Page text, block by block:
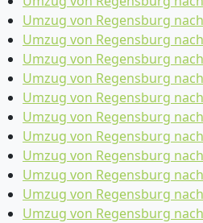
Umzug von Regensburg
Umzug von Regensburg
Umzug von Regensburg
Umzug von Regensburg
Umzug von Regensburg
Umzug von Regensburg
Umzug von Regensburg
Umzug von Regensburg
Umzug von Regensburg
Umzug von Regensburg
Umzug von Regensburg